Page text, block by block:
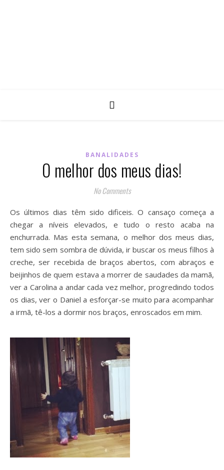
BANALIDADES
O melhor dos meus dias!
No Comments
Os últimos dias têm sido dificeis. O cansaço começa a
chegar a níveis elevados, e tudo o resto acaba na
enchurrada. Mas esta semana, o melhor dos meus dias,
tem sido sem sombra de dúvida, ir buscar os meus filhos à
creche, ser recebida de braços abertos, com abraços e
beijinhos de quem estava a morrer de saudades da mamã,
ver a Carolina a andar cada vez melhor, progredindo todos
os dias, ver o Daniel a esforçar-se muito para acompanhar
a irmã, tê-los a dormir nos braços, enroscados em mim.